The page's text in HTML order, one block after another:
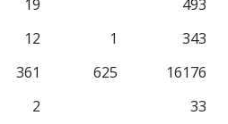
19
493
12 1
343
361 625
16176
2
33